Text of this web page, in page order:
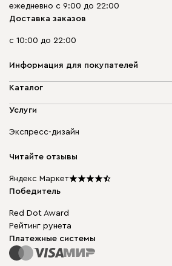
ежедневно с 9:00 до 22:00
Доставка заказов
с 10:00 до 22:00
Информация для покупателей
О компании
Доставка и оплата
диван.клуб
Подарочные сертификаты
Мы в прессе
Каталог
Мягкая мебель
Бескаркасная мебель
Столы и стулья
Услуги
Экспресс-дизайн
Читайте отзывы
Яндекс Маркет
Победитель
Red Dot Award
Рейтинг рунета
Платежные системы